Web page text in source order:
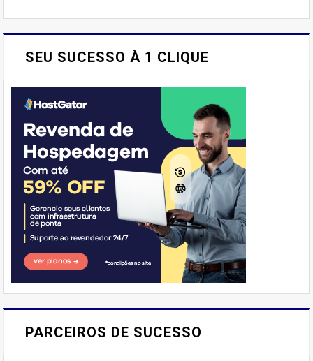
SEU SUCESSO À 1 CLIQUE
PARCEIROS DE SUCESSO
E AÍ, PESSOAL! VOCÊ JÁ
IMAGINOU PODER SABOREAR
REFEIÇÕES DELICIOSAS E